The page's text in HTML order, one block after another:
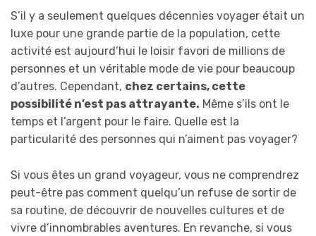
S’il y a seulement quelques décennies voyager était un
luxe pour une grande partie de la population, cette
activité est aujourd’hui le loisir favori de millions de
personnes et un véritable mode de vie pour beaucoup
d’autres. Cependant, chez certains, cette
possibilité n’est pas attrayante. Même s’ils ont le
temps et l’argent pour le faire. Quelle est la
particularité des personnes qui n’aiment pas voyager?
Si vous êtes un grand voyageur, vous ne comprendrez
peut-être pas comment quelqu’un refuse de sortir de
sa routine, de découvrir de nouvelles cultures et de
vivre d’innombrables aventures. En revanche, si vous